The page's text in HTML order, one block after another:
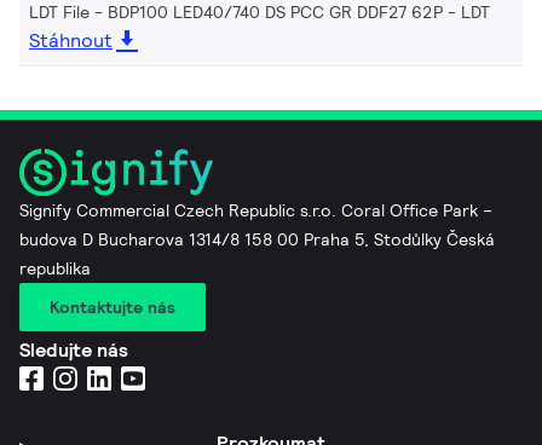
LDT File - BDP100 LED40/740 DS PCC GR DDF27 62P LDT
Stáhnout
Signify Commercial Czech Republic s.r.o. Coral Office Park –
budova D Bucharova 1314/8 158 00 Praha 5, Stodůlky Česká
republika
Kontaktujte nás
Sledujte nás